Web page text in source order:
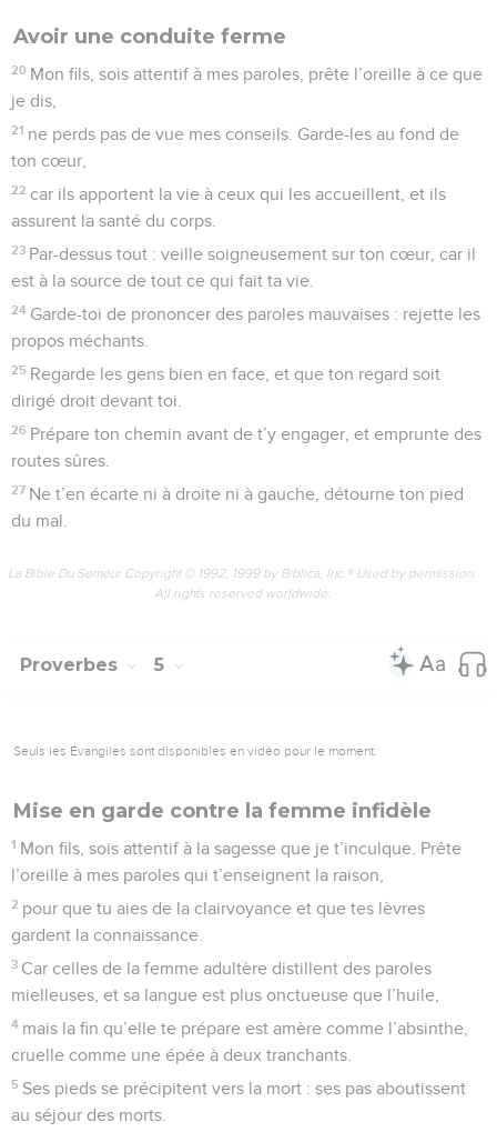
Avoir une conduite ferme
20 Mon fils, sois attentif à mes paroles, prête l’oreille à ce que
je dis,
21 ne perds pas de vue mes conseils. Garde-les au fond de
ton cœur,
22 car ils apportent la vie à ceux qui les accueillent, et ils
assurent la santé du corps.
23 Par-dessus tout : veille soigneusement sur ton cœur, car il
est à la source de tout ce qui fait ta vie.
24 Garde-toi de prononcer des paroles mauvaises : rejette les
propos méchants.
25 Regarde les gens bien en face, et que ton regard soit
dirigé droit devant toi.
26 Prépare ton chemin avant de t’y engager, et emprunte des
routes sûres.
27 Ne t’en écarte ni à droite ni à gauche, détourne ton pied
du mal.
La Bible Du Semeur Copyright © 1992, 1999 by Biblica, Inc.® Used by permission.
All rights reserved worldwide.
Proverbes 5
Seuls les Évangiles sont disponibles en vidéo pour le moment.
Mise en garde contre la femme infidèle
1 Mon fils, sois attentif à la sagesse que je t’inculque. Prête
l’oreille à mes paroles qui t’enseignent la raison,
2 pour que tu aies de la clairvoyance et que tes lèvres
gardent la connaissance.
3 Car celles de la femme adultère distillent des paroles
mielleuses, et sa langue est plus onctueuse que l’huile,
4 mais la fin qu’elle te prépare est amère comme l’absinthe,
cruelle comme une épée à deux tranchants.
5 Ses pieds se précipitent vers la mort : ses pas aboutissent
au séjour des morts.